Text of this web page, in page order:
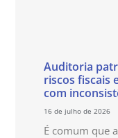
Auditoria
riscos fiscais
com
16 de julho de 2026
É comum que